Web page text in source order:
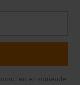
en komende